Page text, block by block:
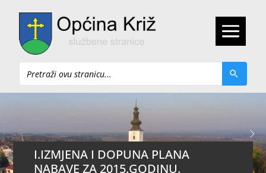
Pretraži
I.IZMJENA I DOPUNA PLANA
NABAVE ZA 2015.GODINU.